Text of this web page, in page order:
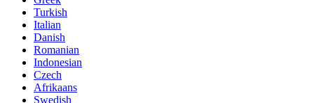
Turkish
Italian
Danish
Romanian
Indonesian
Czech
Afrikaans
Swedish